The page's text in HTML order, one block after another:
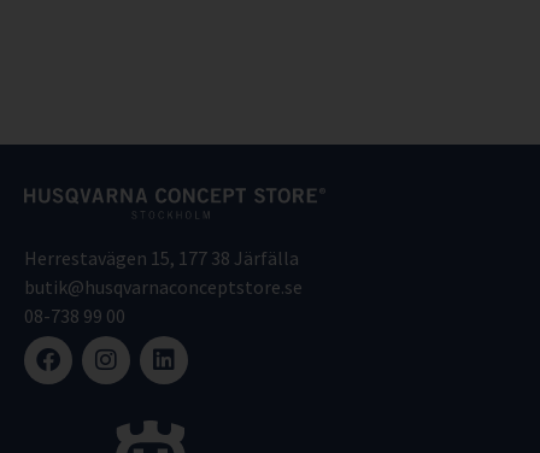
Herrestavägen 15, 177 38 Järfälla
butik@husqvarnaconceptstore.se
08-738 99 00